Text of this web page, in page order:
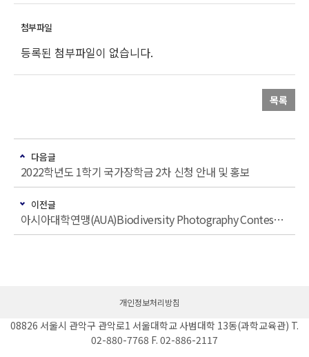
등록된 첨부파일이 없습니다.
목록
다음글
2022학년도 1학기 국가장학금 2차 신청 안내 및 홍보
이전글
아시아대학연맹(AUA)Biodiversity Photography Contest 홍보 요청
개인정보처리방침
08826 서울시 관악구 관악로1 서울대학교 사범대학 13동(과학교육관) T.
02-880-7768 F. 02-886-2117